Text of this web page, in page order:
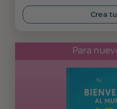
Crea
Para